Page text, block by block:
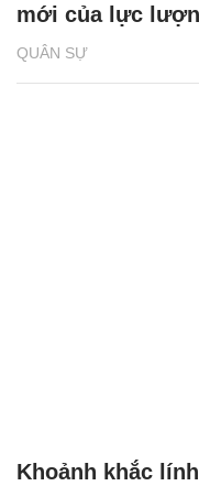
QUÂN SỰ
mới của lực
Khoảnh khắc